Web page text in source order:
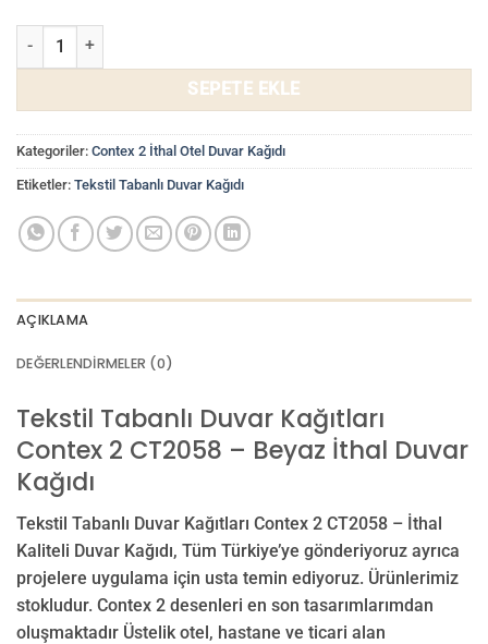
Tekstil Tabanlı Duvar Kağıtları Contex 2 CT2058 - Beyaz İthal Duvar
SEPETE EKLE
Kategoriler: Contex 2 İthal Otel Duvar Kağıdı
Etiketler: Tekstil Tabanlı Duvar Kağıdı
AÇIKLAMA
DEĞERLENDIRMELER (0)
Tekstil Tabanlı Duvar Kağıtları
Contex 2 CT2058 – Beyaz İthal Duvar
Kağıdı
Tekstil Tabanlı Duvar Kağıtları Contex 2 CT2058 – İthal
Kaliteli Duvar Kağıdı, Tüm Türkiye’ye gönderiyoruz ayrıca
projelere uygulama için usta temin ediyoruz. Ürünlerimiz
stokludur. Contex 2 desenleri en son tasarımlarımdan
oluşmaktadır Üstelik otel, hastane ve ticari alan